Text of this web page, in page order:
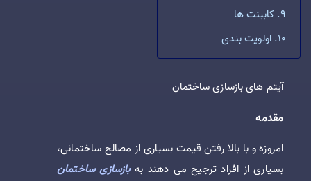
کابینت ها
اولویت بندی
آیتم های بازسازی ساختمان
مقدمه
امروزه و با بالا رفتن قیمت بسیاری از مصالح ساختمانی،
بسیاری از افراد ترجیح می دهند بهبازسازی ساختمان